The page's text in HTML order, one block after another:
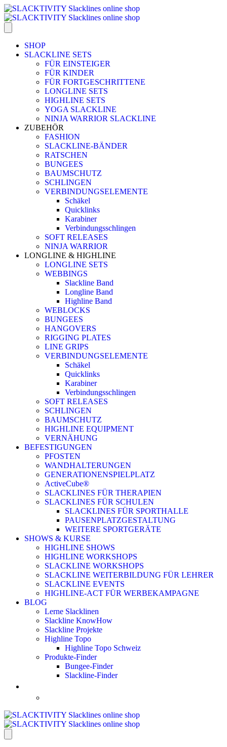
SHOP
SLACKLINE SETS
FÜR EINSTEIGER
FÜR KINDER
FÜR FORTGESCHRITTENE
LONGLINE SETS
HIGHLINE SETS
YOGA SLACKLINE
NINJA WARRIOR SLACKLINE
ZUBEHÖR
FASHION
SLACKLINE-BÄNDER
RATSCHEN
BUNGEES
BAUMSCHUTZ
SCHLINGEN
VERBINDUNGSELEMENTE
Schäkel
Quicklinks
Karabiner
Verbindungsschlingen
SOFT RELEASES
NINJA WARRIOR
LONGLINE & HIGHLINE
LONGLINE SETS
WEBBINGS
Slackline Band
Longline Band
Highline Band
WEBLOCKS
BUNGEES
HANGOVERS
RIGGING PLATES
LINE GRIPS
VERBINDUNGSELEMENTE
Schäkel
Quicklinks
Karabiner
Verbindungsschlingen
SOFT RELEASES
SCHLINGEN
BAUMSCHUTZ
HIGHLINE EQUIPMENT
VERNÄHUNG
BEFESTIGUNGEN
PFOSTEN
WANDHALTERUNGEN
GENERATIONENSPIELPLATZ
ActiveCube®
SLACKLINES FÜR THERAPIEN
SLACKLINES FÜR SCHULEN
SLACKLINES FÜR SPORTHALLE
PAUSENPLATZGESTALTUNG
WEITERE SPORTGERÄTE
SHOWS & KURSE
HIGHLINE SHOWS
HIGHLINE WORKSHOPS
SLACKLINE WORKSHOPS
SLACKLINE WEITERBILDUNG FÜR LEHRER
SLACKLINE EVENTS
HIGHLINE-ACT FÜR WERBEKAMPAGNE
BLOG
Lerne Slacklinen
Slackline KnowHow
Slackline Projekte
Highline Topo
Highline Topo Schweiz
Produkte-Finder
Bungee-Finder
Slackline-Finder